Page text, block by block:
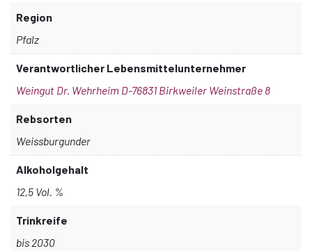
Region
Pfalz
Verantwortlicher Lebensmittelunternehmer
Weingut Dr. Wehrheim D-76831 Birkweiler Weinstraße 8
Rebsorten
Weissburgunder
Alkoholgehalt
12,5 Vol. %
Trinkreife
bis 2030